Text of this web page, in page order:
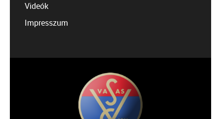
Videók
Impresszum